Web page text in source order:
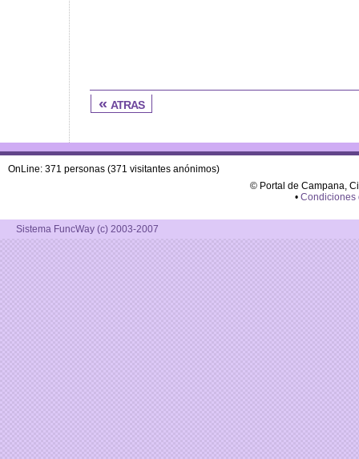
« atras
OnLine: 371 personas (371 visitantes anónimos)
© Portal de Campana,
• Condiciones
Sistema FuncWay (c) 2003-2007